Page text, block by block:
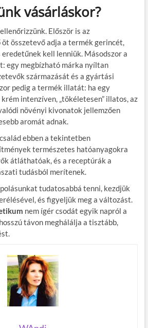
vásárláskor?
Először is az
összetevő adja a termék gerincét,
kell lenniük. Másodszor a
egy megbízható márka nyíltan
származását és a gyártási
pedig a termék illatát: ha egy
intenzíven, „tökéletesen” illatos, az
növényi kivonatok jellemzően
aromát adnak.
ebben a tekintetben
természetes hatóanyagokra
átláthatóak, és a receptúrák a
tudásból merítenek.
tudatosabbá tenni, kezdjük
és figyeljük meg a változást.
nem ígér csodát egyik napról a
távon meghálálja a tisztább,